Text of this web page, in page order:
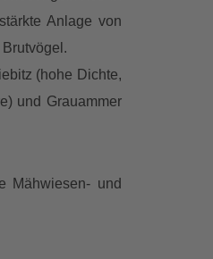
Anlage von
(hohe Dichte,
und Grauammer
Mähwiesen- und